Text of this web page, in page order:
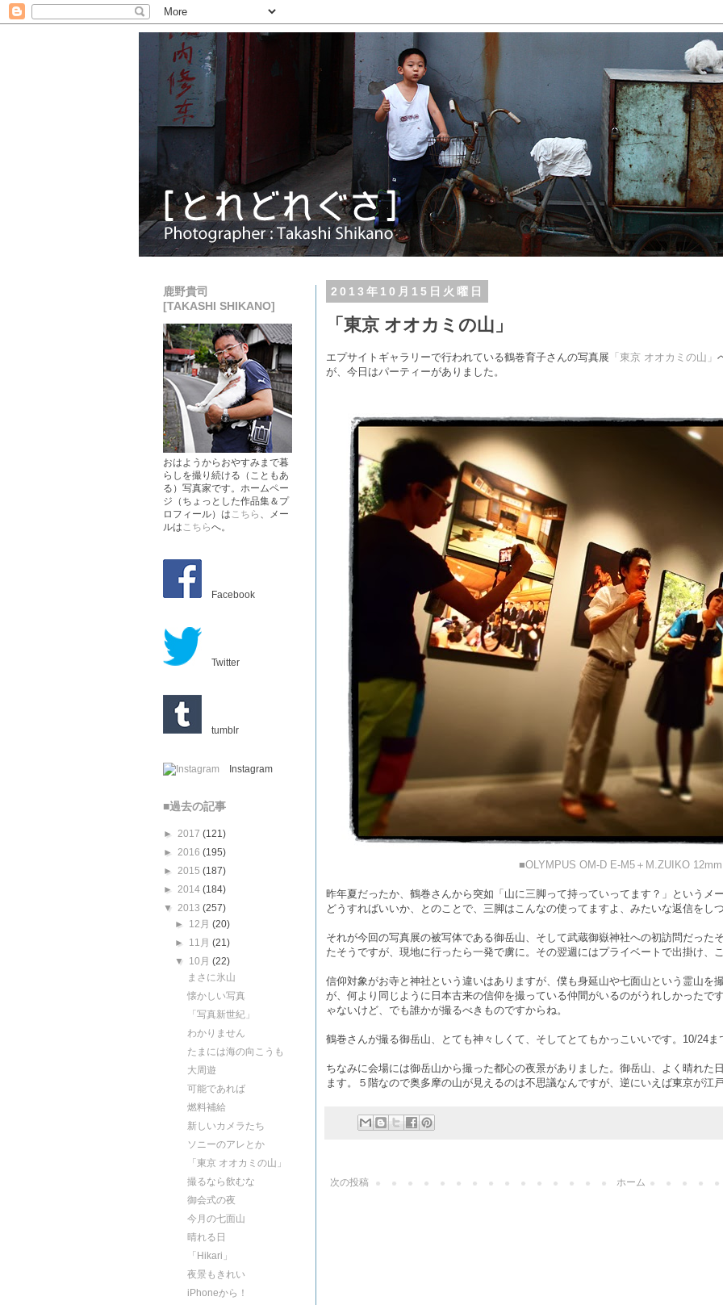
2013年10月15日火曜日
「東京 オオカミの山」
エプサイトギャラリーで行われている鶴巻育子さんの写真展 「東京 オオカミの山」
が、今日はパーティーがありました。
■OLYMPUS OM-D E-M5＋M.ZUIKO
昨年夏だったか、鶴巻さんから突如「山に三脚って持っていってます？」というメ
どうすればいいか、とのことで、三脚はこんなの使ってますよ、みたいな返信を
それが今回の写真展の被写体である御岳山、そして武蔵御嶽神社への初訪問だった
たそうですが、現地に行ったら一発で虜に。その翌週にはプライベートで出掛け、
信仰対象がお寺と神社という違いはありますが、僕も身延山や七面山という霊山を
が、何より同じように日本古来の信仰を撮っている仲間がいるのがうれしかったで
ゃないけど、でも誰かが撮るべきものですからね。
鶴巻さんが撮る御岳山、とても神々しくて、そしてとてもかっこいいです。10/24ま
ちなみに会場には御岳山から撮った都心の夜景がありました。御岳山、よく晴れた
ます。５階なので奥多摩の山が見えるのは不思議なんですが、逆にいえば東京が江
次の投稿 ホーム
鹿野貴司
[TAKASHI SHIKANO]
おはようからおやすみまで暮
らしを撮り続ける（こともあ
る）写真家です。ホームペー
ジ（ちょっとした作品集＆プ
ロフィール）はこちら 、メー
ルはこちらへ。
Facebook
Twitter
tumblr
Instagram
■過去の記事
► 2017 (121)
► 2016 (195)
► 2015 (187)
► 2014 (184)
▼ 2013 (257)
► 12月(20)
► 11月(21)
▼ 10月(22)
まさに氷山
懐かしい写真
「写真新世紀」
わかりません
たまには海の向こうも
大周遊
可能であれば
燃料補給
新しいカメラたち
ソニーのアレとか
「東京 オオカミの山」
撮るなら飲むな
御会式の夜
今月の七面山
晴れる日
「Hikari」
夜景もきれい
iPhoneから！